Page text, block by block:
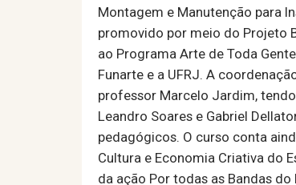
Montagem e Manutenção para
promovido por meio do Projeto
ao Programa Arte de Toda
Funarte e a UFRJ. A
professor Marcelo Jardim,
Leandro Soares e Gabriel
pedagógicos. O curso conta
Cultura e Economia Criativa do
da ação Por todas as Bandas